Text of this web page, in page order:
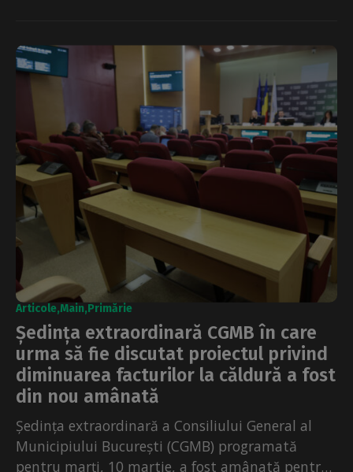
Articole Main Primărie
Ședința extraordinară CGMB în care
urma să fie discutat proiectul privind
diminuarea facturilor la căldură a fost
din nou amânată
Ședința extraordinară a Consiliului General al
Municipiului București (CGMB) programată
pentru marți, 10 martie, a fost amânată pentru